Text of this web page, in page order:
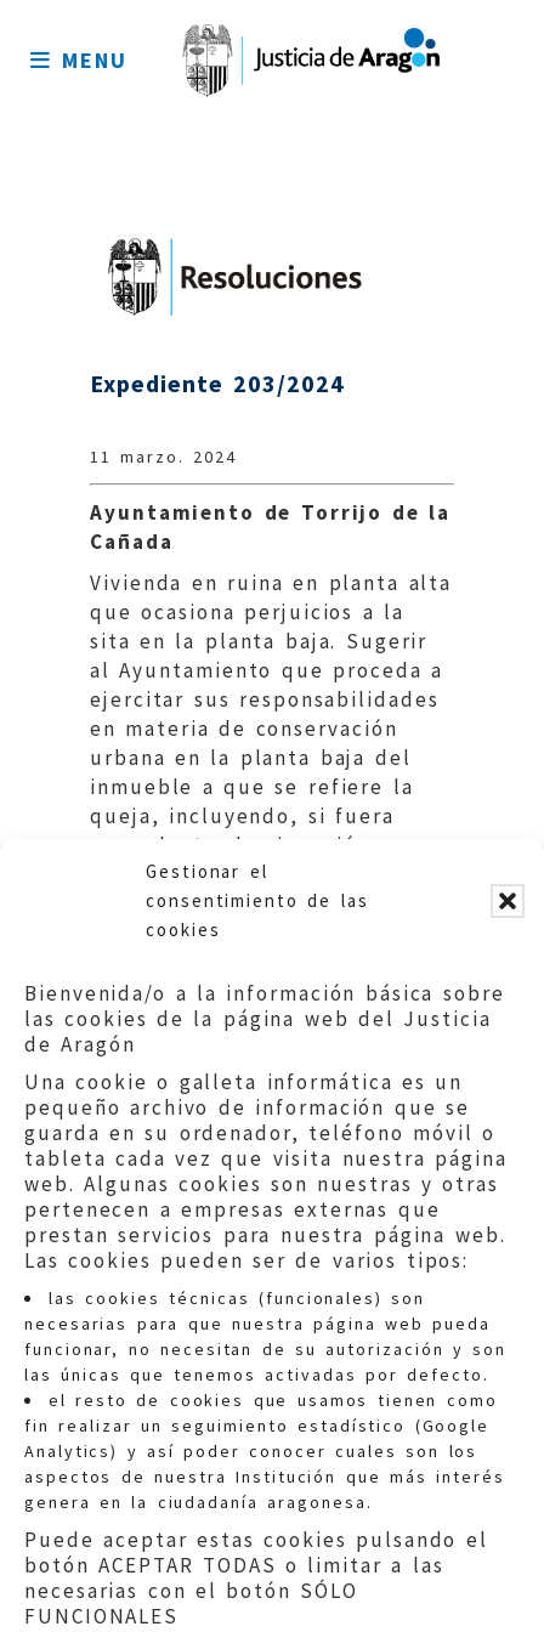
Gestionar el
consentimiento de las
cookies
Bienvenida/o a la información básica sobre
las cookies de la página web del Justicia
de Aragón
Una cookie o galleta informática es un
pequeño archivo de información que se
guarda en su ordenador, teléfono móvil o
tableta cada vez que visita nuestra página
web. Algunas cookies son nuestras y otras
pertenecen a empresas externas que
prestan servicios para nuestra página web.
Las cookies pueden ser de varios tipos:
las cookies técnicas (funcionales) son
necesarias para que nuestra página web pueda
funcionar, no necesitan de su autorización y son
las únicas que tenemos activadas por defecto.
el resto de cookies que usamos tienen como
fin realizar un seguimiento estadístico (Google
Analytics) y así poder conocer cuales son los
aspectos de nuestra Institución que más interés
genera en la ciudadanía aragonesa.
Puede aceptar estas cookies pulsando el
botón ACEPTAR TODAS o limitar a las
necesarias con el botón SÓLO
FUNCIONALES
sitio
MENU
Expediente 203/2024
11 marzo. 2024
Ayuntamiento de Torrijo de la
Cañada
Vivienda en ruina en planta alta
que ocasiona perjuicios a la
sita en la planta baja. Sugerir
al Ayuntamiento que proceda a
ejercitar sus responsabilidades
en materia de conservación
urbana en la planta baja del
inmueble a que se refiere la
queja, incluyendo, si fuera
procedente, la ejecución
subsidiaria.
Quejas:quejas@eljusticiadearagon.es
Información general:
informacion@eljusticiadearagon.es
Teléfonos:900 210 210/